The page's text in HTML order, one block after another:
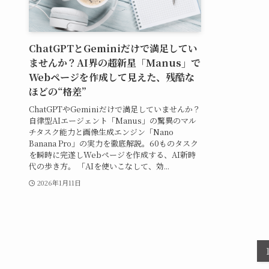
ChatGPTとGeminiだけで満足してい
ませんか？AI界の超新星「Manus」で
Webページを作成して見えた、残酷な
ほどの“格差”
ChatGPTやGeminiだけで満足していませんか？
自律型AIエージェント「Manus」の驚異のマル
チタスク能力と画像生成エンジン「Nano
Banana Pro」の実力を徹底解説。60ものタスク
を瞬時に完遂しWebページを作成する、AI新時
代の歩き方。 「AIを使いこなして、効...
2026年1月11日
1